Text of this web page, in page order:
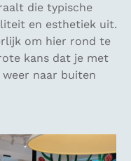
die typische
en esthetiek uit.
om hier rond te
kans dat je met
naar buiten